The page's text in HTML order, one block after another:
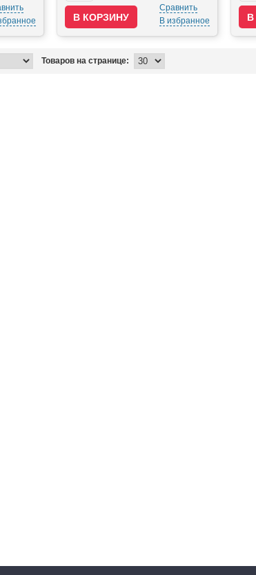
Сравнить
В избранное
Товаров на странице: